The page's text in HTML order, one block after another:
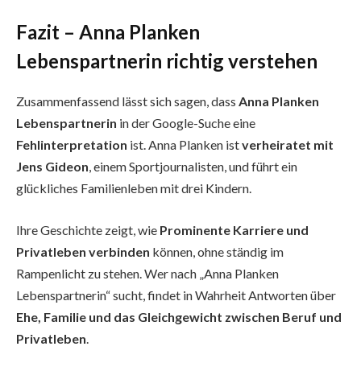
Fazit – Anna Planken
Lebenspartnerin richtig verstehen
Zusammenfassend lässt sich sagen, dass Anna Planken
Lebenspartnerin in der Google-Suche eine
Fehlinterpretation ist. Anna Planken istverheiratet mit
Jens Gideon, einem Sportjournalisten, und führt ein
glückliches Familienleben mit drei Kindern.
Ihre Geschichte zeigt, wie Prominente Karriere und
Privatleben verbinden können, ohne ständig im
Rampenlicht zu stehen. Wer nach „Anna Planken
Lebenspartnerin“ sucht, findet in Wahrheit Antworten über
Ehe, Familie und das Gleichgewicht zwischen Beruf und
Privatleben